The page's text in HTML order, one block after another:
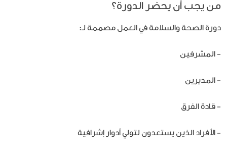
من يجب أن يحضر الدورة؟
دورة الصحة والسلامة في العمل مصممة لـ:
- المشرفين
- المديرين
- قادة الفرق
- الأفراد الذين يستعدون لتولي أدوار إشرافية